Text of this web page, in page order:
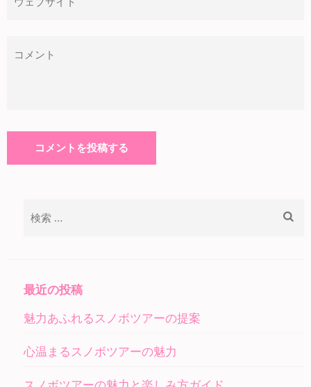
最近の投稿
魅力あふれるスノボツアーの提案
心温まるスノボツアーの魅力